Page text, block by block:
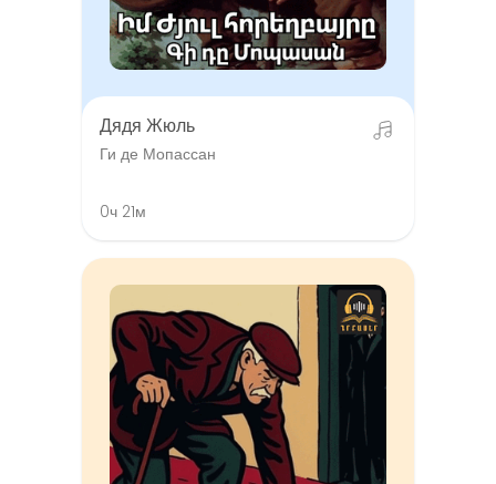
Дядя Жюль
Ги де Мопассан
0ч 21м